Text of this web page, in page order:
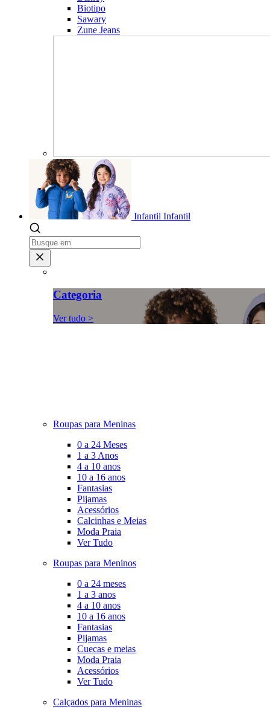
Biotipo
Sawary
Zune Jeans
Infantil Infantil
Categoria
Ver tudo >
Roupas para Meninas
0 a 24 Meses
1 a 3 Anos
4 a 10 anos
10 a 16 anos
Fantasias
Pijamas
Acessórios
Calcinhas e Meias
Moda Praia
Ver Tudo
Roupas para Meninos
0 a 24 meses
1 a 3 anos
4 a 10 anos
10 a 16 anos
Fantasias
Pijamas
Cuecas e meias
Moda Praia
Acessórios
Ver Tudo
Calçados para Meninas